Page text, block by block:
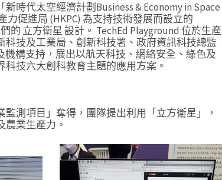
時代太空經濟計劃Business & Economy in Space
力促進局 (HKPC) 為支持技術發展而設立的
的 立方衛星 設計。 TechEd Playground 位於生產
技及工業局、創新科技署、政府資訊科技總監
構支持，展出以航天科技、網絡安全、綠色及
技六大創科教育主題的應用方案。
監測項目」奪得，團隊提出利用「立方衛星」，
業生產力。